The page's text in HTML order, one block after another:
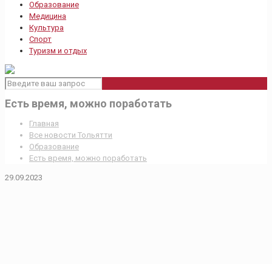
Образование
Медицина
Культура
Спорт
Туризм и отдых
Есть время, можно поработать
Главная
Все новости Тольятти
Образование
Есть время, можно поработать
29.09.2023